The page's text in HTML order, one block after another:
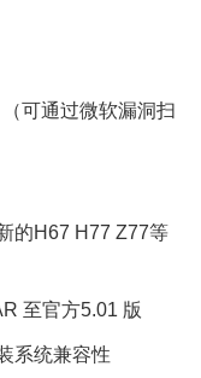
可通过微软漏洞扫
H67 H77 Z77等
至官方5.01 版
系统兼容性